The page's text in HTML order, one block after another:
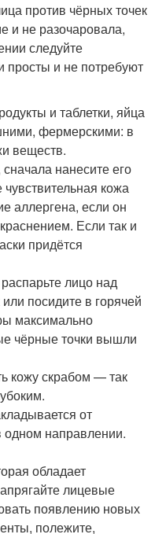
против чёрных точек
и не разочаровала,
следуйте
просты и не потребуют
и таблетки, яйца
фермерскими: в
веществ.
нанесите его
кожа
аллергена, если он
Если так и
придётся
лицо над
посидите в горячей
максимально
чёрные точки вышли
кожу скрабом — так
от
одном направлении.
обладает
лицевые
появлению новых
полежите,